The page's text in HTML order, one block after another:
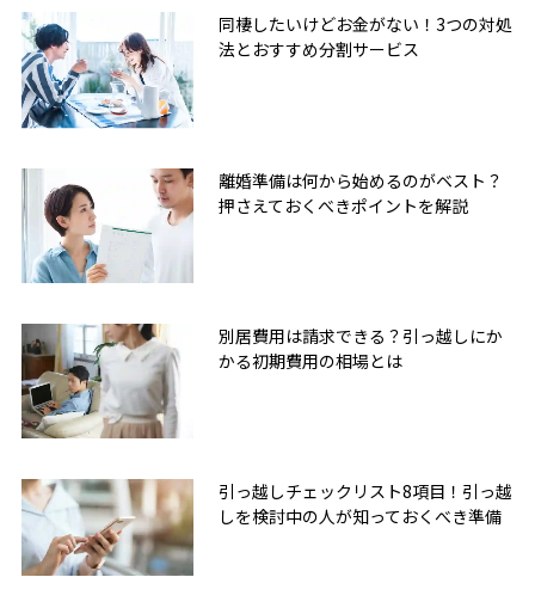
同棲したいけどお金がない！3つの対処
法とおすすめ分割サービス
離婚準備は何から始めるのがベスト？
押さえておくべきポイントを解説
別居費用は請求できる？引っ越しにか
かる初期費用の相場とは
引っ越しチェックリスト8項目！引っ越
しを検討中の人が知っておくべき準備